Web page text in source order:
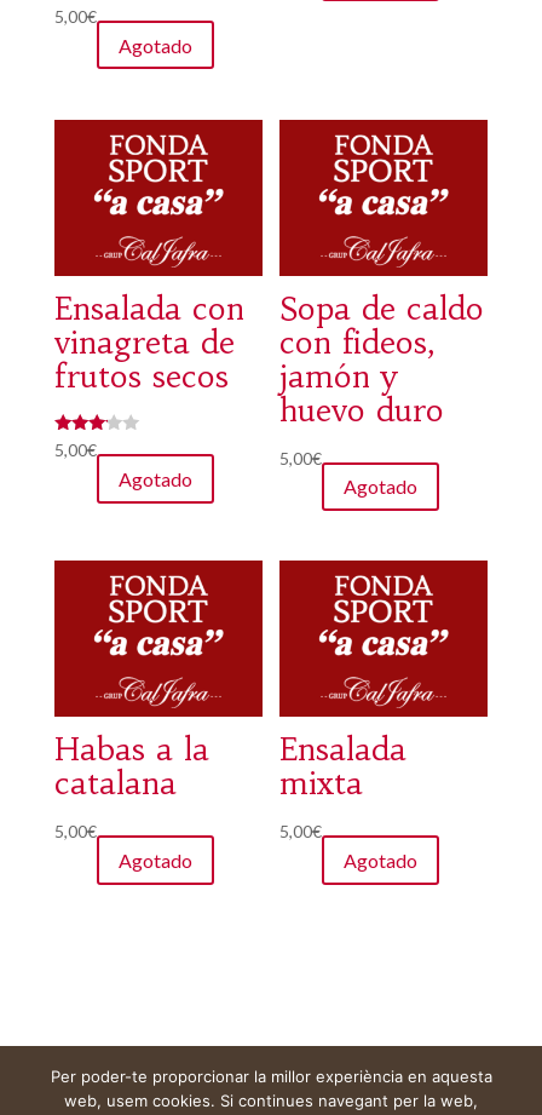
5,00€
Agotado
Ensalada con
vinagreta de
frutos secos
Valorad
o con
5,00€
Agotado
Sopa de caldo
con fideos,
jamón y
huevo duro
5,00€
Agotado
Habas a la
catalana
5,00€
Agotado
Ensalada
mixta
5,00€
Agotado
Aviso legal Carrito Mi cuenta
Per poder-te proporcionar la millor experiència en aquesta
web, usem cookies. Si continues navegant per la web,